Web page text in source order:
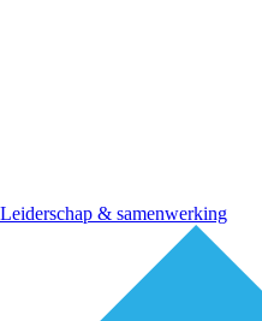
Leiderschap & samenwerking